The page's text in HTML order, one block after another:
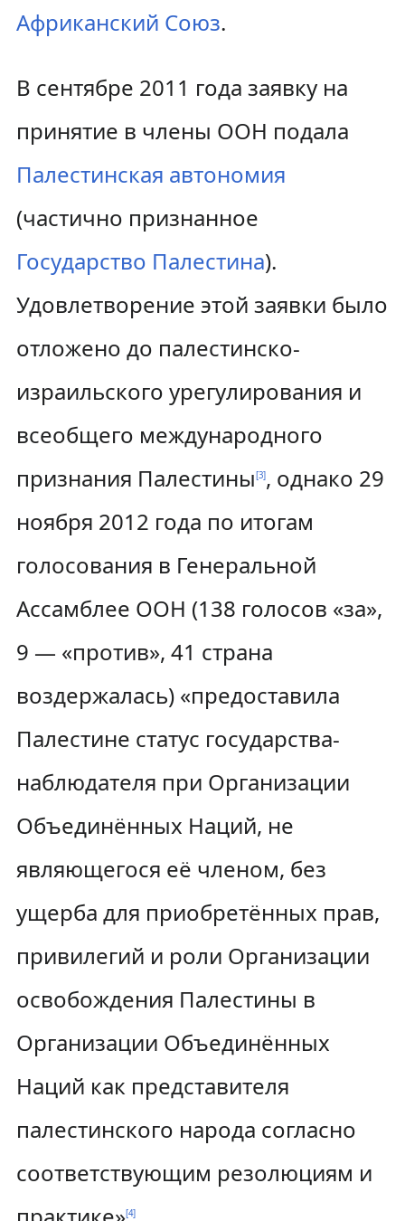
Африканский Союз.
В сентябре 2011 года заявку на
принятие в члены ООН подала
Палестинская автономия
(частично признанное
Государство Палестина).
Удовлетворение этой заявки было
отложено до палестинско-
израильского урегулирования и
всеобщего международного
признания Палестины [3], однако 29
ноября 2012 года по итогам
голосования в Генеральной
Ассамблее ООН (138 голосов «за»,
9 — «против», 41 страна
воздержалась) «предоставила
Палестине статус государства-
наблюдателя при Организации
Объединённых Наций, не
являющегося её членом, без
ущерба для приобретённых прав,
привилегий и роли Организации
освобождения Палестины в
Организации Объединённых
Наций как представителя
палестинского народа согласно
соответствующим резолюциям и
[4]